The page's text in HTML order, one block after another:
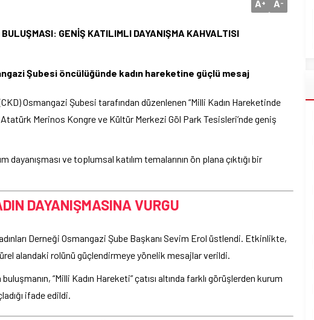
A+ A-
BULUŞMASI: GENİŞ KATILIMLI DAYANIŞMA KAHVALTISI
Şubesi öncülüğünde kadın hareketine güçlü mesaj
Osmangazi Şubesi tarafından düzenlenen “Milli Kadın Hareketinde
Atatürk Merinos Kongre ve Kültür Merkezi Göl Park Tesisleri’nde geniş
ve toplumsal katılım temalarının ön plana çıktığı bir
DAYANIŞMASINA VURGU
Derneği Osmangazi Şube Başkanı Sevim Erol üstlendi. Etkinlikte,
alandaki rolünü güçlendirmeye yönelik mesajlar verildi.
“Milli Kadın Hareketi” çatısı altında farklı görüşlerden kurum
ifade edildi.